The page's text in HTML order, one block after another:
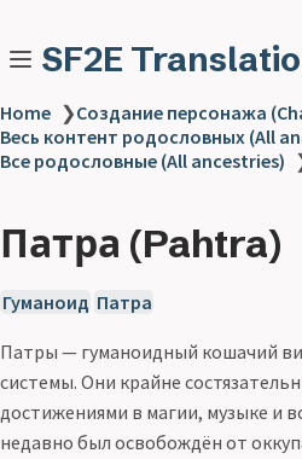
SF2E
Home ❯Создание персонажа
Весь контент родословных (All
Все родословные (All ancestries)
Патра (Pahtra)
Гуманоид Патра
Патры — гуманоидный кошачий
системы. Они крайне
достижениями в магии, музыке и
недавно был освобождён от